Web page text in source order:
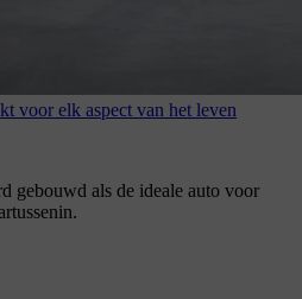
voor elk aspect van het leven
gebouwd als de ideale auto voor